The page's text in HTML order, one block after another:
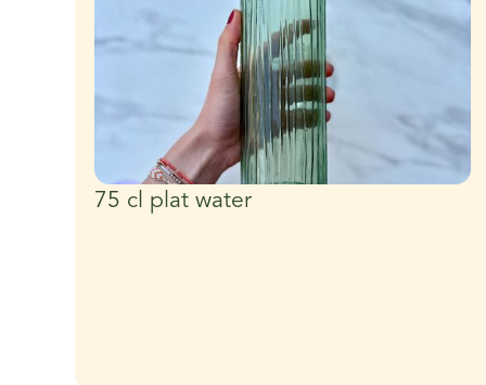
75 cl plat water